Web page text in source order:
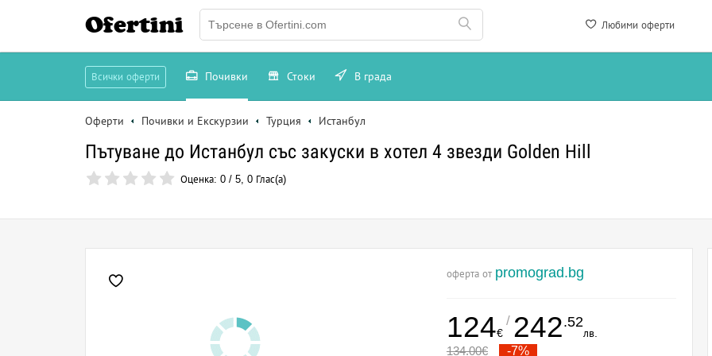
Любими оферти
Ofertini
Всички оферти Почивки Стоки В града
Оферти Почивки и Екскурзии Турция Истанбул
Пътуване до Истанбул със закуски в хотел 4 звезди Golden Hill
Оценка: 0 / 5, 0 Глас(а)
оферта от promograd.bg
124€
/ 242.52
лв.
134.00€ -7%